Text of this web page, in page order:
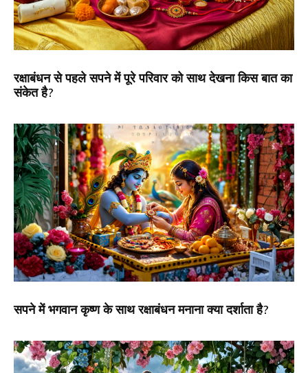
रक्षाबंधन से पहले सपने में पूरे परिवार को साथ देखना किस बात का
संकेत है?
सपने में भगवान कृष्ण के साथ रक्षाबंधन मनाना क्या दर्शाता है?